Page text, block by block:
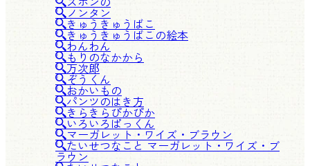
ノンタン
きゅうきゅうばこ
きゅうきゅうばこの絵本
わんわん
もりのなかから
万次郎
ぞうくん
おかいもの
パンツのはき方
きらきらぴかぴか
いろいろぱっくん
マーガレット・ワイズ・ブラウン
たいせつなこと マーガレット・ワイズ・ブ
ラウン